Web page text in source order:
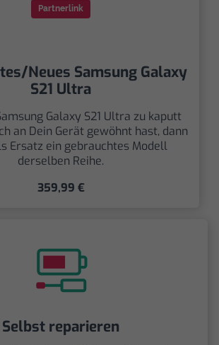
Partnerlink
Neues Samsung Galaxy
S21 Ultra
Galaxy S21 Ultra zu kaputt
an Dein Gerät gewöhnt hast, dann
Ersatz ein gebrauchtes Modell
derselben Reihe.
359,99 €
Selbst reparieren